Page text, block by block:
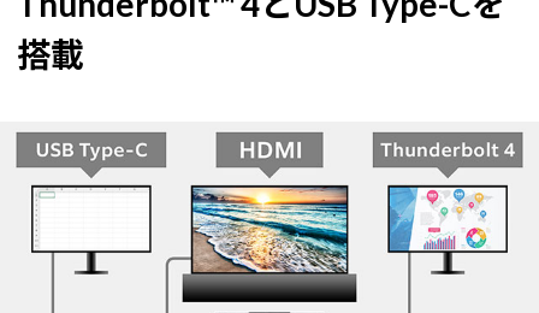
搭載